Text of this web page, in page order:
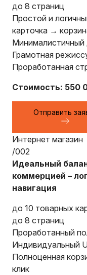
до 8 страниц
Простой и
карточка →
Минималистичный
Грамотная
Проработанная
Стоимость: 550
Отправить
Интернет магазин
/002
Идеальный
коммерцией –
навигация
до 10 товарных
до 8 страниц
Проработанный
Индивидуальный
Полноценная
клик